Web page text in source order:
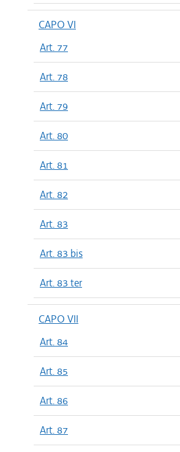
CAPO VI
Art. 77
Art. 78
Art. 79
Art. 80
Art. 81
Art. 82
Art. 83
Art. 83 bis
Art. 83 ter
CAPO VII
Art. 84
Art. 85
Art. 86
Art. 87